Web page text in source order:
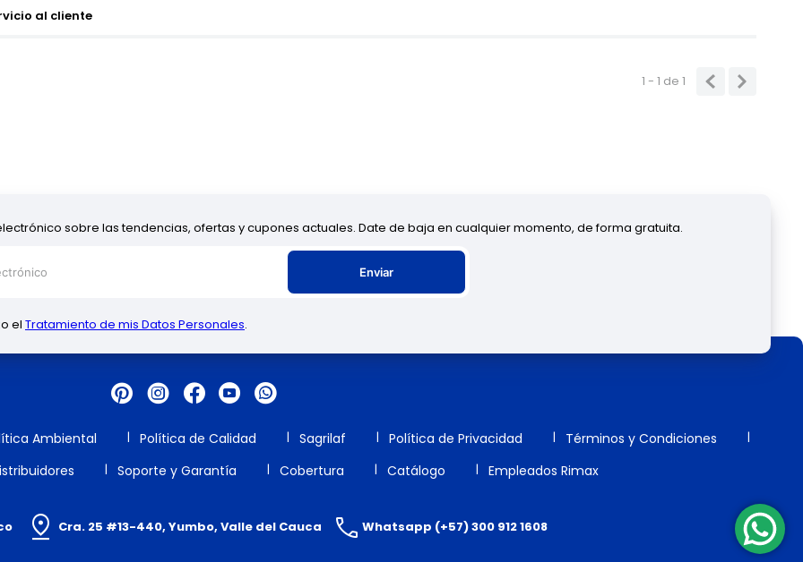
al cliente
hacer el cambio o devolución de producto y ahora me ignoran, nadie me da respuesta de la devolución de mi dinero. Que
1 - 1 de 1
sobre las tendencias, ofertas y cupones actuales. Date de baja en cualquier momento, de forma gratuita.
Enviar
el Tratamiento de mis Datos Personales.
Ambiental Política de Calidad Sagrilaf Política de Privacidad
Términos y Condiciones
Soporte y Garantía Cobertura Catálogo Empleados Rimax
Cra. 25 #13-440, Yumbo, Valle del Cauca Whatsapp (+57) 300 912 1608